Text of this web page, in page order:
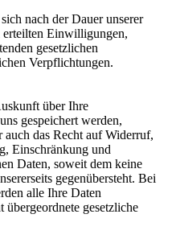
nach der Dauer unserer
erteilten Einwilligungen,
gesetzlichen
Verpflichtungen.
über Ihre
gespeichert werden,
auch das Recht auf Widerruf,
Einschränkung und
Daten, soweit dem keine
gegenübersteht. Bei
alle Ihre Daten
gesetzliche